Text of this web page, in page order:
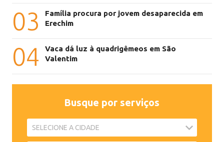
03
Família procura por jovem desaparecida em
Erechim
04
Vaca dá luz à quadrigêmeos em São
Valentim
Busque por serviços